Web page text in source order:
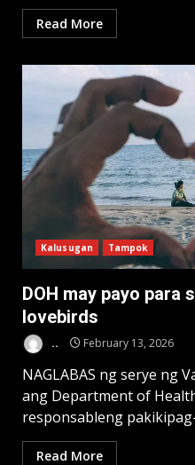
Read More
Kalusugan Tampok
DOH may payo para
lovebirds
.. February 13, 2026
NAGLABAS ng serye ng
ang Department of
responsableng
Read More